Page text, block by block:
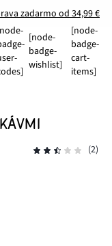
zadarmo od 34,99 €
[node-
badge-
wishlist]
[node-
badge-
cart-
items]
(2)